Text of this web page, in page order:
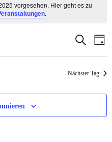
vorgesehen. Hier geht es zu
.
Suche
und
Suche
Tag
Nächster Tag